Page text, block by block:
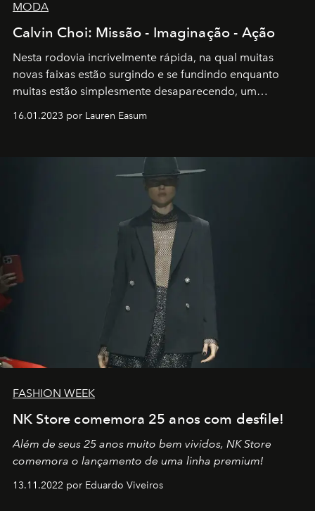
MODA
Calvin Choi: Missão - Imaginação - Ação
Nesta rodovia incrivelmente rápida, na qual muitas
novas faixas estão surgindo e se fundindo enquanto
muitas estão simplesmente desaparecendo, um
transportador AMTD abrindo caminho para muitos
por propósitos, com um claro senso de missão na vida e
16.01.2023 por Lauren Easum
FASHION WEEK
NK Store comemora 25 anos com desfile!
Além de seus 25 anos muito bem vividos, NK Store
comemora o lançamento de uma linha premium!
13.11.2022 por Eduardo Viveiros